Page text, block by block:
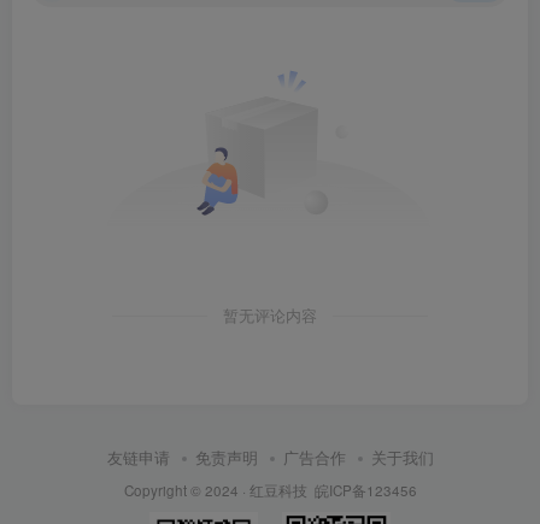
暂无评论内容
友链申请 免责声明 广告合作 关于我们
Copyright © 2024 · 红豆科技 皖ICP备123456